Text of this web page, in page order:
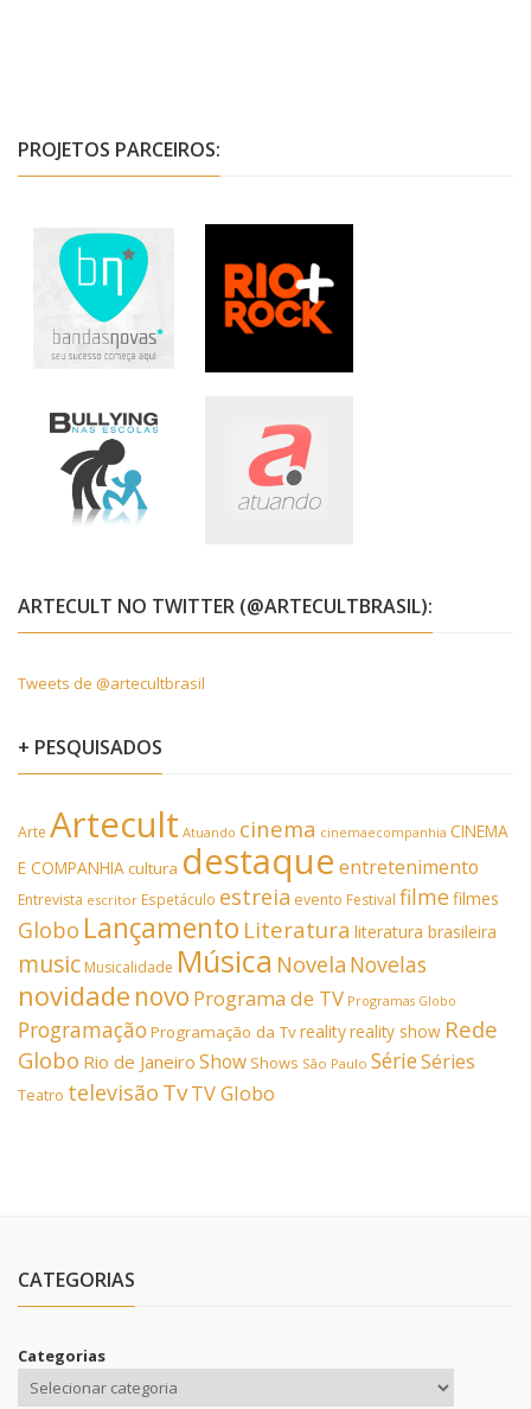
PROJETOS PARCEIROS:
ARTECULT NO TWITTER (@ARTECULTBRASIL):
Tweets de @artecultbrasil
+ PESQUISADOS
Arte Artecult Atuando cinema cinemaecompanhia CINEMA
E COMPANHIAcultura destaque entretenimento
Entrevista escritor Espetáculo estreia evento Festival filmefilmes
Globo Lançamento Literatura literatura brasileira
music Musicalidade Música Novela Novelas
novidade novo Programa de TV Programas Globo
Programação Programação da Tvrealityreality show Rede
Globo Rio de Janeiro Show Shows São Paulo SérieSéries
Teatro televisão TvTV Globo
CATEGORIAS
Categorias